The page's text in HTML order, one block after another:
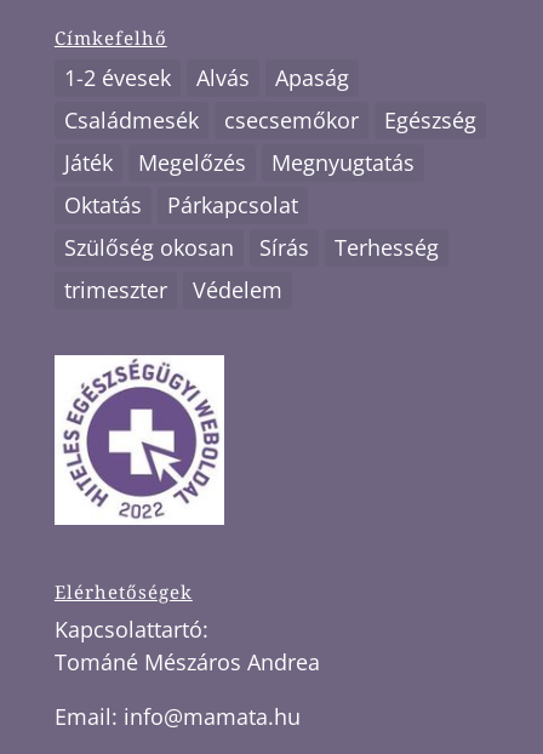
Címkefelhő
1-2 évesek Alvás
Apaság
Családmesék
csecsemőkor
Egészség
Játék
Megelőzés
Megnyugtatás
Oktatás
Párkapcsolat
Szülőség okosan
Sírás
Terhesség
trimeszter
Védelem
Elérhetőségek
Kapcsolattartó:
Tománé Mészáros Andrea
Email: info@mamata.hu